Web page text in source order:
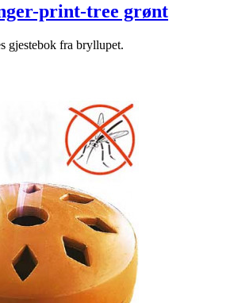
print-tree grønt
gjestebok fra bryllupet.